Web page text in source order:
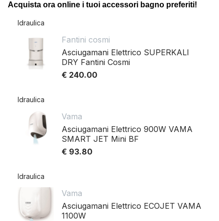
Acquista ora online i tuoi accessori bagno preferiti!
Idraulica
Fantini cosmi
Asciugamani Elettrico SUPERKALI
DRY Fantini Cosmi
€ 240.00
Idraulica
Vama
Asciugamani Elettrico 900W VAMA
SMART JET Mini BF
€ 93.80
Idraulica
Vama
Asciugamani Elettrico ECOJET VAMA
1100W